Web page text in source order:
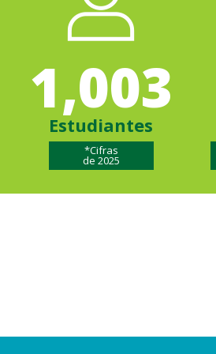
1,003
Estudiantes
*Cifras
de 2025